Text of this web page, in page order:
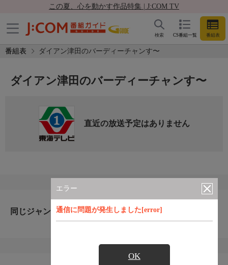
この夏、心を動かす作品特集 | J:COM TV
CS番組一覧 番組表
検索
番組表 ダイアン津田のバーディーチャンす〜
エラー
通信に問題が発生しました[error]
OK
ダイアン津田のバーディーチャンす〜
直近の放送予定はありません
同じジャンルのおすすめ番組